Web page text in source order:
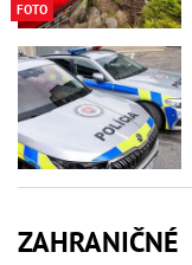
FOTO
ZAHRANIČNÉ